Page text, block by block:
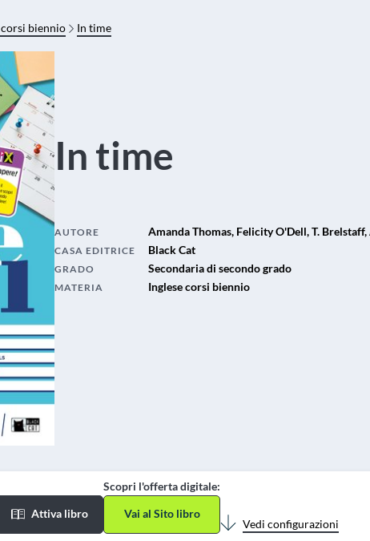
corsi biennio In time
In time
AUTORE Amanda Thomas, Felicity O'Dell, T.
CASA EDITRICE Black Cat
GRADO Secondaria di secondo grado
MATERIA Inglese corsi biennio
Attiva libro
Scopri l'offerta digitale:
Vai al Sito libro
Vedi configurazioni